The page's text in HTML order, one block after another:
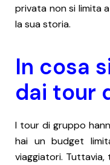
privata non si limita
la sua storia.
In cosa
dai tour
I tour di gruppo
hai un budget
viaggiatori.